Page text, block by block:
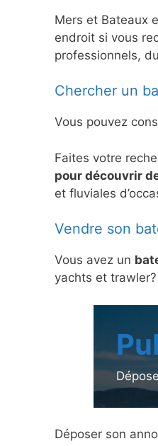
Mers et Bateaux
endroit si vous
professionnels,
Chercher un
Vous pouvez
Faites votre
pour découvrir
et fluviales
Vendre son
Vous avez un
yachts et
Déposer son